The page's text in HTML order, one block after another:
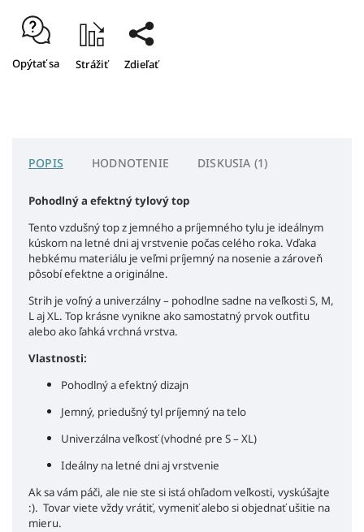
Opýtať sa Strážiť Zdieľať
POPIS HODNOTENIE DISKUSIA (1)
Pohodlný a efektný tylový top
Tento vzdušný top z jemného a príjemného tylu je ideálnym
kúskom na letné dni aj vrstvenie počas celého roka. Vďaka
hebkému materiálu je veľmi príjemný na nosenie a zároveň
pôsobí efektne a originálne.
Strih je voľný a univerzálny – pohodlne sadne na veľkosti S, M,
L aj XL. Top krásne vynikne ako samostatný prvok outfitu
alebo ako ľahká vrchná vrstva.
Vlastnosti:
Pohodlný a efektný dizajn
Jemný, priedušný tyl príjemný na telo
Univerzálna veľkosť (vhodné pre S – XL)
Ideálny na letné dni aj vrstvenie
Ak sa vám páči, ale nie ste si istá ohľadom veľkosti, vyskúšajte
:). Tovar viete vždy vrátiť, vymeniť alebo si objednať ušitie na
mieru.